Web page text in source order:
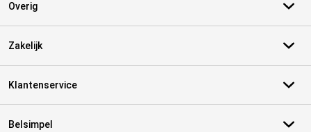
Overig
Zakelijk
Klantenservice
Belsimpel